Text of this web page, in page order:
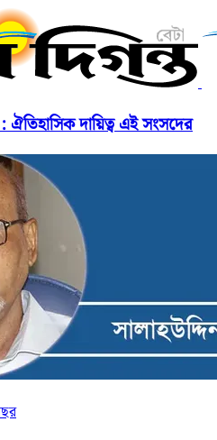
: ঐতিহাসিক দায়িত্ব এই সংসদের